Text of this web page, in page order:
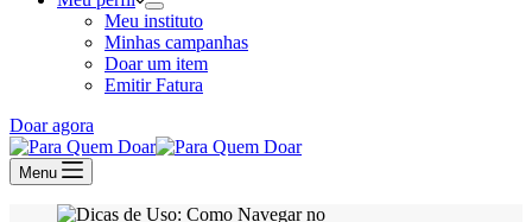
Meu instituto
Minhas campanhas
Doar um item
Emitir Fatura
Doar agora
Menu